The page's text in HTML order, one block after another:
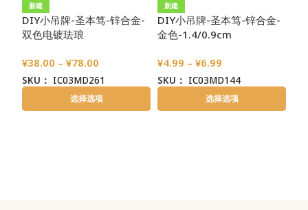
新建
DIY小吊牌-圣本笃-锌合金-
双色电镀珐琅
¥38.00 – ¥78.00
SKU： IC03MD261
选择选项
新建
DIY小吊牌-圣本笃-锌合金-
金色-1.4/0.9cm
¥4.99 – ¥6.99
SKU： IC03MD144
选择选项